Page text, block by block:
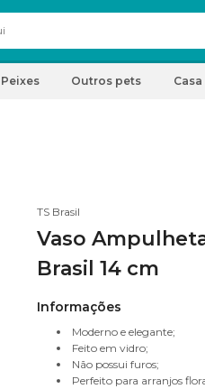
Peixes Outros pets Casa
TS Brasil
Vaso
Brasil 14 cm
Informações
Moderno e elegante;
Feito em vidro;
Não possui furos;
Perfeito para arranjos